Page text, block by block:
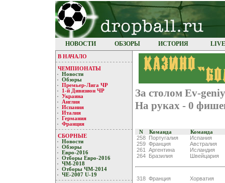
НОВОСТИ ОБЗОРЫ ИСТОРИЯ
В НАЧАЛО
ЧЕМПИОНАТЫ
Новости
Обзоры
Премьер-Лигa ЧР
1-й Дивизион ЧР
Украина
Англия
Испания
Италия
Германия
Франция
СБОРНЫЕ
Новости
Обзоры
Евро-2016
Отборы Евро-2016
ЧМ-2018
Отборы ЧМ-2014
ЧЕ-2007 U-19
За столом Ev-
На руках - 0
N Команда
Команда
258
Португалия
Испания
259 Франция
Австралия
261
Аргентина
Исландия
264
Бразилия Швейцария
318 Франция Хорватия